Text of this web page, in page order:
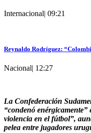
Internacional| 09:21
Reynaldo Rodríguez:
Nacional| 12:27
La Confederación
“condenó
violencia en el fútbol”,
pelea entre jugadores